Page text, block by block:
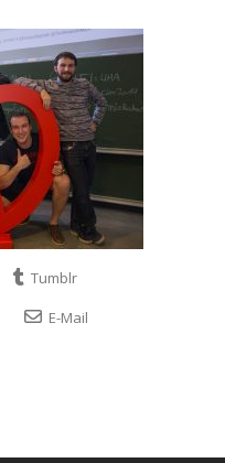
Tumblr
E-Mail